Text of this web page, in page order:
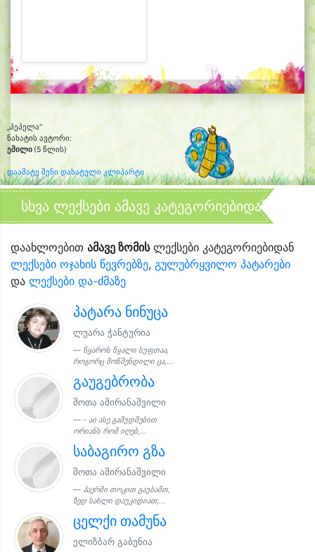
„პეპელა“
ნახატის ავტორი:
ემილი (5 წლის)
დაამატე შენი დახატული კლიპარტი
სხვა ლექსები ამავე კატეგორიებიდან
დაახლოებით ამავე ზომისლექსები კატეგორიებიდან
ლექსები ოჯახის წევრებზე, გულუბრყვილო პატარები
და ლექსები და-ძმაზე
პატარა ნინუცა
ლუარა ჭანტურია
წყაროს წყალი სუფთაა,
როგორც მოწმენდილი ცა,...
გაუგებრობა
შოთა ამირანაშვილი
- აი ასე გამუდმებით
ორიანს რომ იღებ,...
საბაგირო გზა
შოთა ამირანაშვილი
ჰაერში თოკით გაუბამთ,
ზედ სახლი დაუკიდიათ;...
ცელქი თამუნა
ელიზბარ გაბუნია